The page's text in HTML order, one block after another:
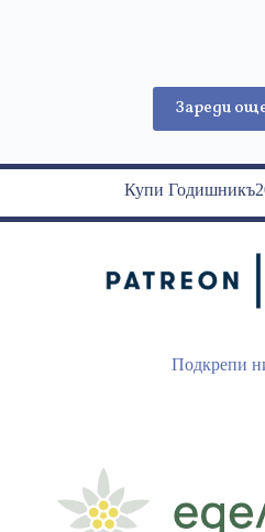
Зареди
Купи
Подкрепи